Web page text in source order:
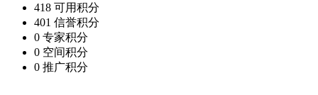
418 可用积分
401 信誉积分
0 专家积分
0 空间积分
0 推广积分